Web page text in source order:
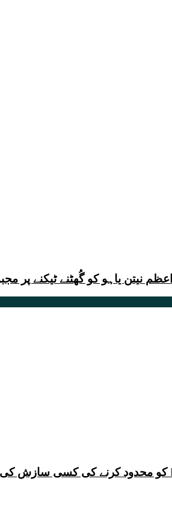
نیتن یاہو کو گُھٹنے ٹیکنے پر
کو محدود کرنے کی کسی سازش